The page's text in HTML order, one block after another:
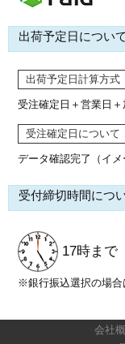
出荷予定日について
出荷予定日計算方式
受注確定日＋営業日＋
受注確定日について
データ確認完了（イメ
受付締切時間につ
17時まで
※銀行振込選択の場合
会社